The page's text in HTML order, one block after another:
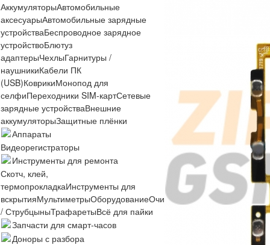
АккумуляторыАвтомобильные
аксесуарыАвтомобильные зарядные
устройстваБеспроводное зарядное
устройствоБлютуз
адаптерыЧехлыГарнитуры /
наушникиКабели ПК
(USB)КоврикиМонопод для
селфиПереходники SIM-картСетевые
зарядные устройстваВнешние
аккумуляторыЗащитные плёнки
Аппараты
Видеорегистраторы
Инструменты для ремонта
Скотч, клей,
термопрокладкаИнструменты для
вскрытияМультиметрыОборудованиеОчистителиОтвертки Пинцеты
/ СтрубцыныТрафаретыВсё для пайки
Запчасти для смарт-часов
Доноры с разбора